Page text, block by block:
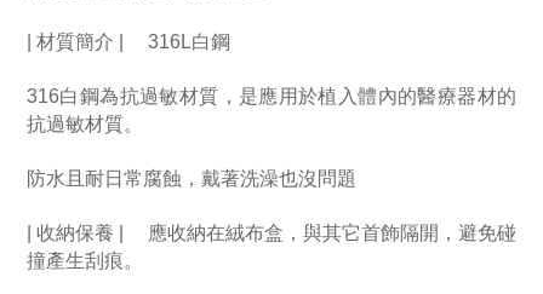
| 材質簡介 | 　316L白鋼
316白鋼為抗過敏材質，是應用於植入體內的醫療器材的
抗過敏材質。
防水且耐日常腐蝕，戴著洗澡也沒問題
| 收納保養 | 　應收納在絨布盒，與其它首飾隔開，避免碰
撞產生刮痕。